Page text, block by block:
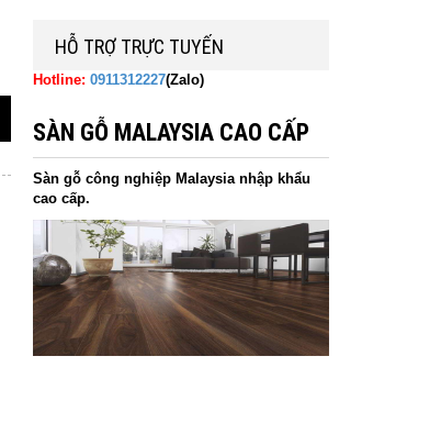
HỖ TRỢ TRỰC TUYẾN
Hotline: 0911312227(Zalo)
SÀN GỖ MALAYSIA CAO CẤP
Sàn gỗ công nghiệp Malaysia nhập khẩu
cao cấp.